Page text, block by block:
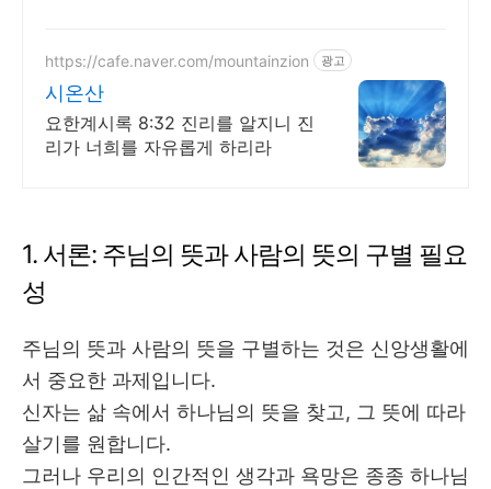
https://cafe.naver.com/mountainzion 광고
시온산
요한계시록 8:32 진리를 알지니 진
리가 너희를 자유롭게 하리라
1. 서론: 주님의 뜻과 사람의 뜻의 구별 필요
성
주님의 뜻과 사람의 뜻을 구별하는 것은 신앙생활에
서 중요한 과제입니다.
신자는 삶 속에서 하나님의 뜻을 찾고 , 그 뜻에 따라
살기를 원합니다.
그러나 우리의 인간적인 생각과 욕망은 종종 하나님